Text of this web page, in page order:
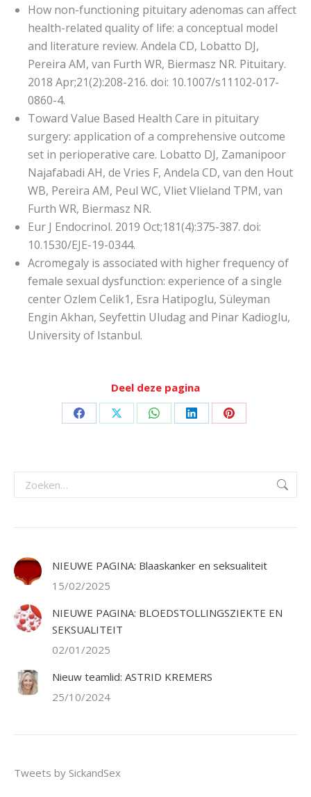
How non-functioning pituitary adenomas can affect
health-related quality of life: a conceptual model
and literature review. Andela CD, Lobatto DJ,
Pereira AM, van Furth WR, Biermasz NR. Pituitary.
2018 Apr;21(2):208-216. doi: 10.1007/s11102-017-
0860-4.
Toward Value Based Health Care in pituitary
surgery: application of a comprehensive outcome
set in perioperative care. Lobatto DJ, Zamanipoor
Najafabadi AH, de Vries F, Andela CD, van den Hout
WB, Pereira AM, Peul WC, Vliet Vlieland TPM, van
Furth WR, Biermasz NR.
Eur J Endocrinol. 2019 Oct;181(4):375-387. doi:
10.1530/EJE-19-0344.
Acromegaly is associated with higher frequency of
female sexual dysfunction: experience of a single
center Ozlem Celik1, Esra Hatipoglu, Süleyman
Engin Akhan, Seyfettin Uludag and Pinar Kadioglu,
University of Istanbul.
Deel deze pagina
Deel
Deel
Deel
Deel
Deel
Zoeken:
NIEUWE PAGINA: Blaaskanker en seksualiteit
15/02/2025
NIEUWE PAGINA: BLOEDSTOLLINGSZIEKTE EN
SEKSUALITEIT
02/01/2025
Nieuw teamlid: ASTRID KREMERS
25/10/2024
Tweets by SickandSex